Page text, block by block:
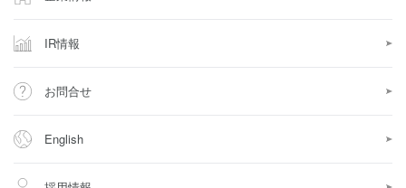
IR情報
お問合せ
English